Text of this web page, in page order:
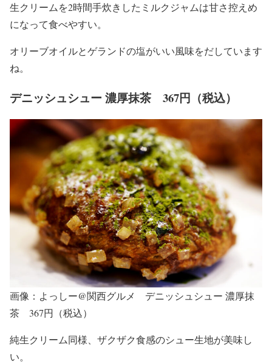
生クリームを2時間手炊きしたミルクジャムは甘さ控えめ
になって食べやすい。
オリーブオイルとゲランドの塩がいい風味をだしています
ね。
デニッシュシュー 濃厚抹茶 367円（税込）
画像：よっしー@関西グルメ デニッシュシュー 濃厚抹
茶 367円（税込）
純生クリーム同様、ザクザク食感のシュー生地が美味し
い。